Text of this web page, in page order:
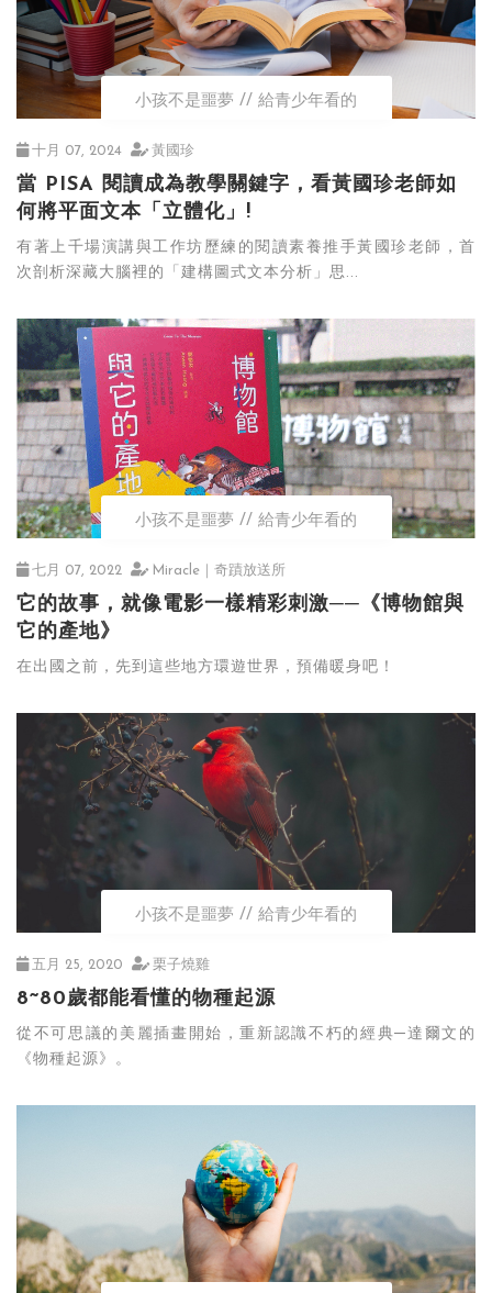
小孩不是噩夢 給青少年看的
十月 07, 2024 黃國珍
當 PISA 閱讀成為教學關鍵字，看黃國珍老師如
何將平面文本「立體化」!
有著上千場演講與工作坊歷練的閱讀素養推手黃國珍老師，首
次剖析深藏大腦裡的「建構圖式文本分析」思...
小孩不是噩夢 給青少年看的
七月 07, 2022 Miracle｜奇蹟放送所
它的故事，就像電影一樣精彩刺激──《博物館與
它的產地》
在出國之前，先到這些地方環遊世界，預備暖身吧！
小孩不是噩夢 給青少年看的
五月 25, 2020 栗子燒雞
8~80歲都能看懂的物種起源
從不可思議的美麗插畫開始，重新認識不朽的經典─達爾文的
《物種起源》。